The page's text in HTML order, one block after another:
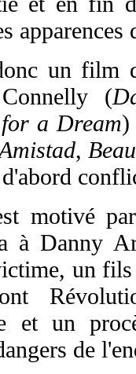
apparences
un film
(
a Dream)
,
motivé
à Danny
un
et un
de